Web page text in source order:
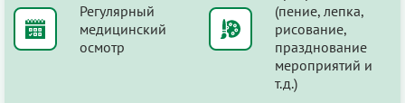
Регулярный
медицинский
осмотр
(пение, лепка,
рисование,
празднование
мероприятий и
т.д.)